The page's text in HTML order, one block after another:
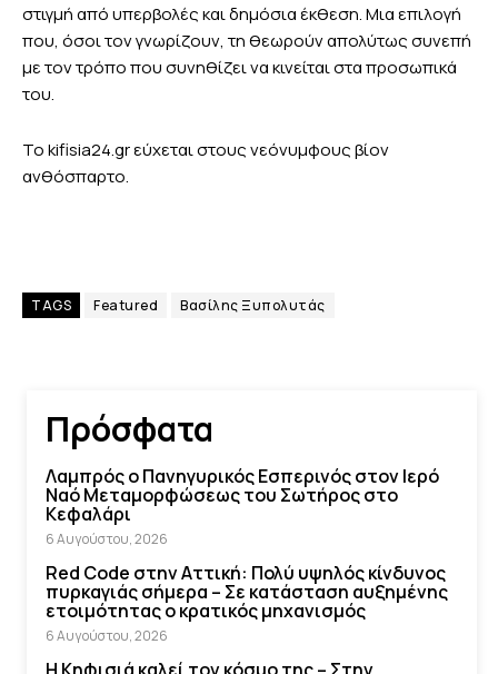
στιγμή από υπερβολές και δημόσια έκθεση. Μια επιλογή
που, όσοι τον γνωρίζουν, τη θεωρούν απολύτως συνεπή
με τον τρόπο που συνηθίζει να κινείται στα προσωπικά
του.
Το kifisia24.gr εύχεται στους νεόνυμφους βίον
ανθόσπαρτο.
TAGS Featured Βασίλης Ξυπολυτάς
Πρόσφατα
Λαμπρός ο Πανηγυρικός Εσπερινός στον Ιερό
Ναό Μεταμορφώσεως του Σωτήρος στο
Κεφαλάρι
6 Αυγούστου, 2026
Red Code στην Αττική: Πολύ υψηλός κίνδυνος
πυρκαγιάς σήμερα – Σε κατάσταση αυξημένης
ετοιμότητας ο κρατικός μηχανισμός
6 Αυγούστου, 2026